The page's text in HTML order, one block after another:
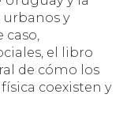
urbanos y
el libro
de cómo los
coexisten y